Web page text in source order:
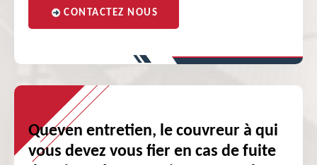
CONTACTEZ NOUS
Queven entretien, le couvreur à qui
vous devez vous fier en cas de fuite